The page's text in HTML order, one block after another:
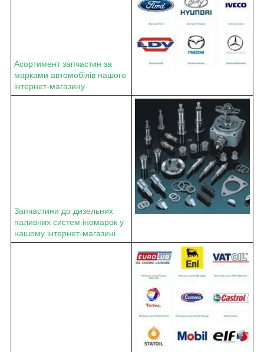
Асортимент запчастин за
марками автомобілів нашого
інтернет-магазину
Запчастини до дизельних
паливних систем іномарок у
нашому інтернет-магазині